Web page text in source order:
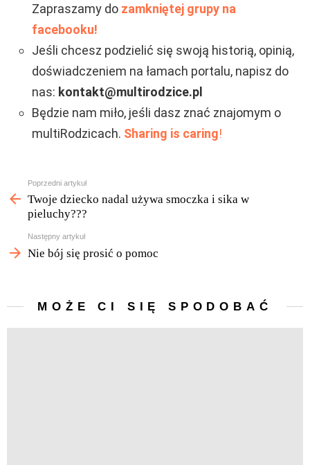
Zapraszamy do zamkniętej grupy na
facebooku!
Jeśli chcesz podzielić się swoją historią, opinią,
doświadczeniem na łamach portalu, napisz do
nas: kontakt@multirodzice.pl
Będzie nam miło, jeśli dasz znać znajomym o
multiRodzicach. Sharing is caring!
Zobacz
więcej
Poprzedni artykuł
Twoje dziecko nadal używa smoczka i sika w
pieluchy???
Następny artykuł
Nie bój się prosić o pomoc
MOŻE CI SIĘ SPODOBAĆ